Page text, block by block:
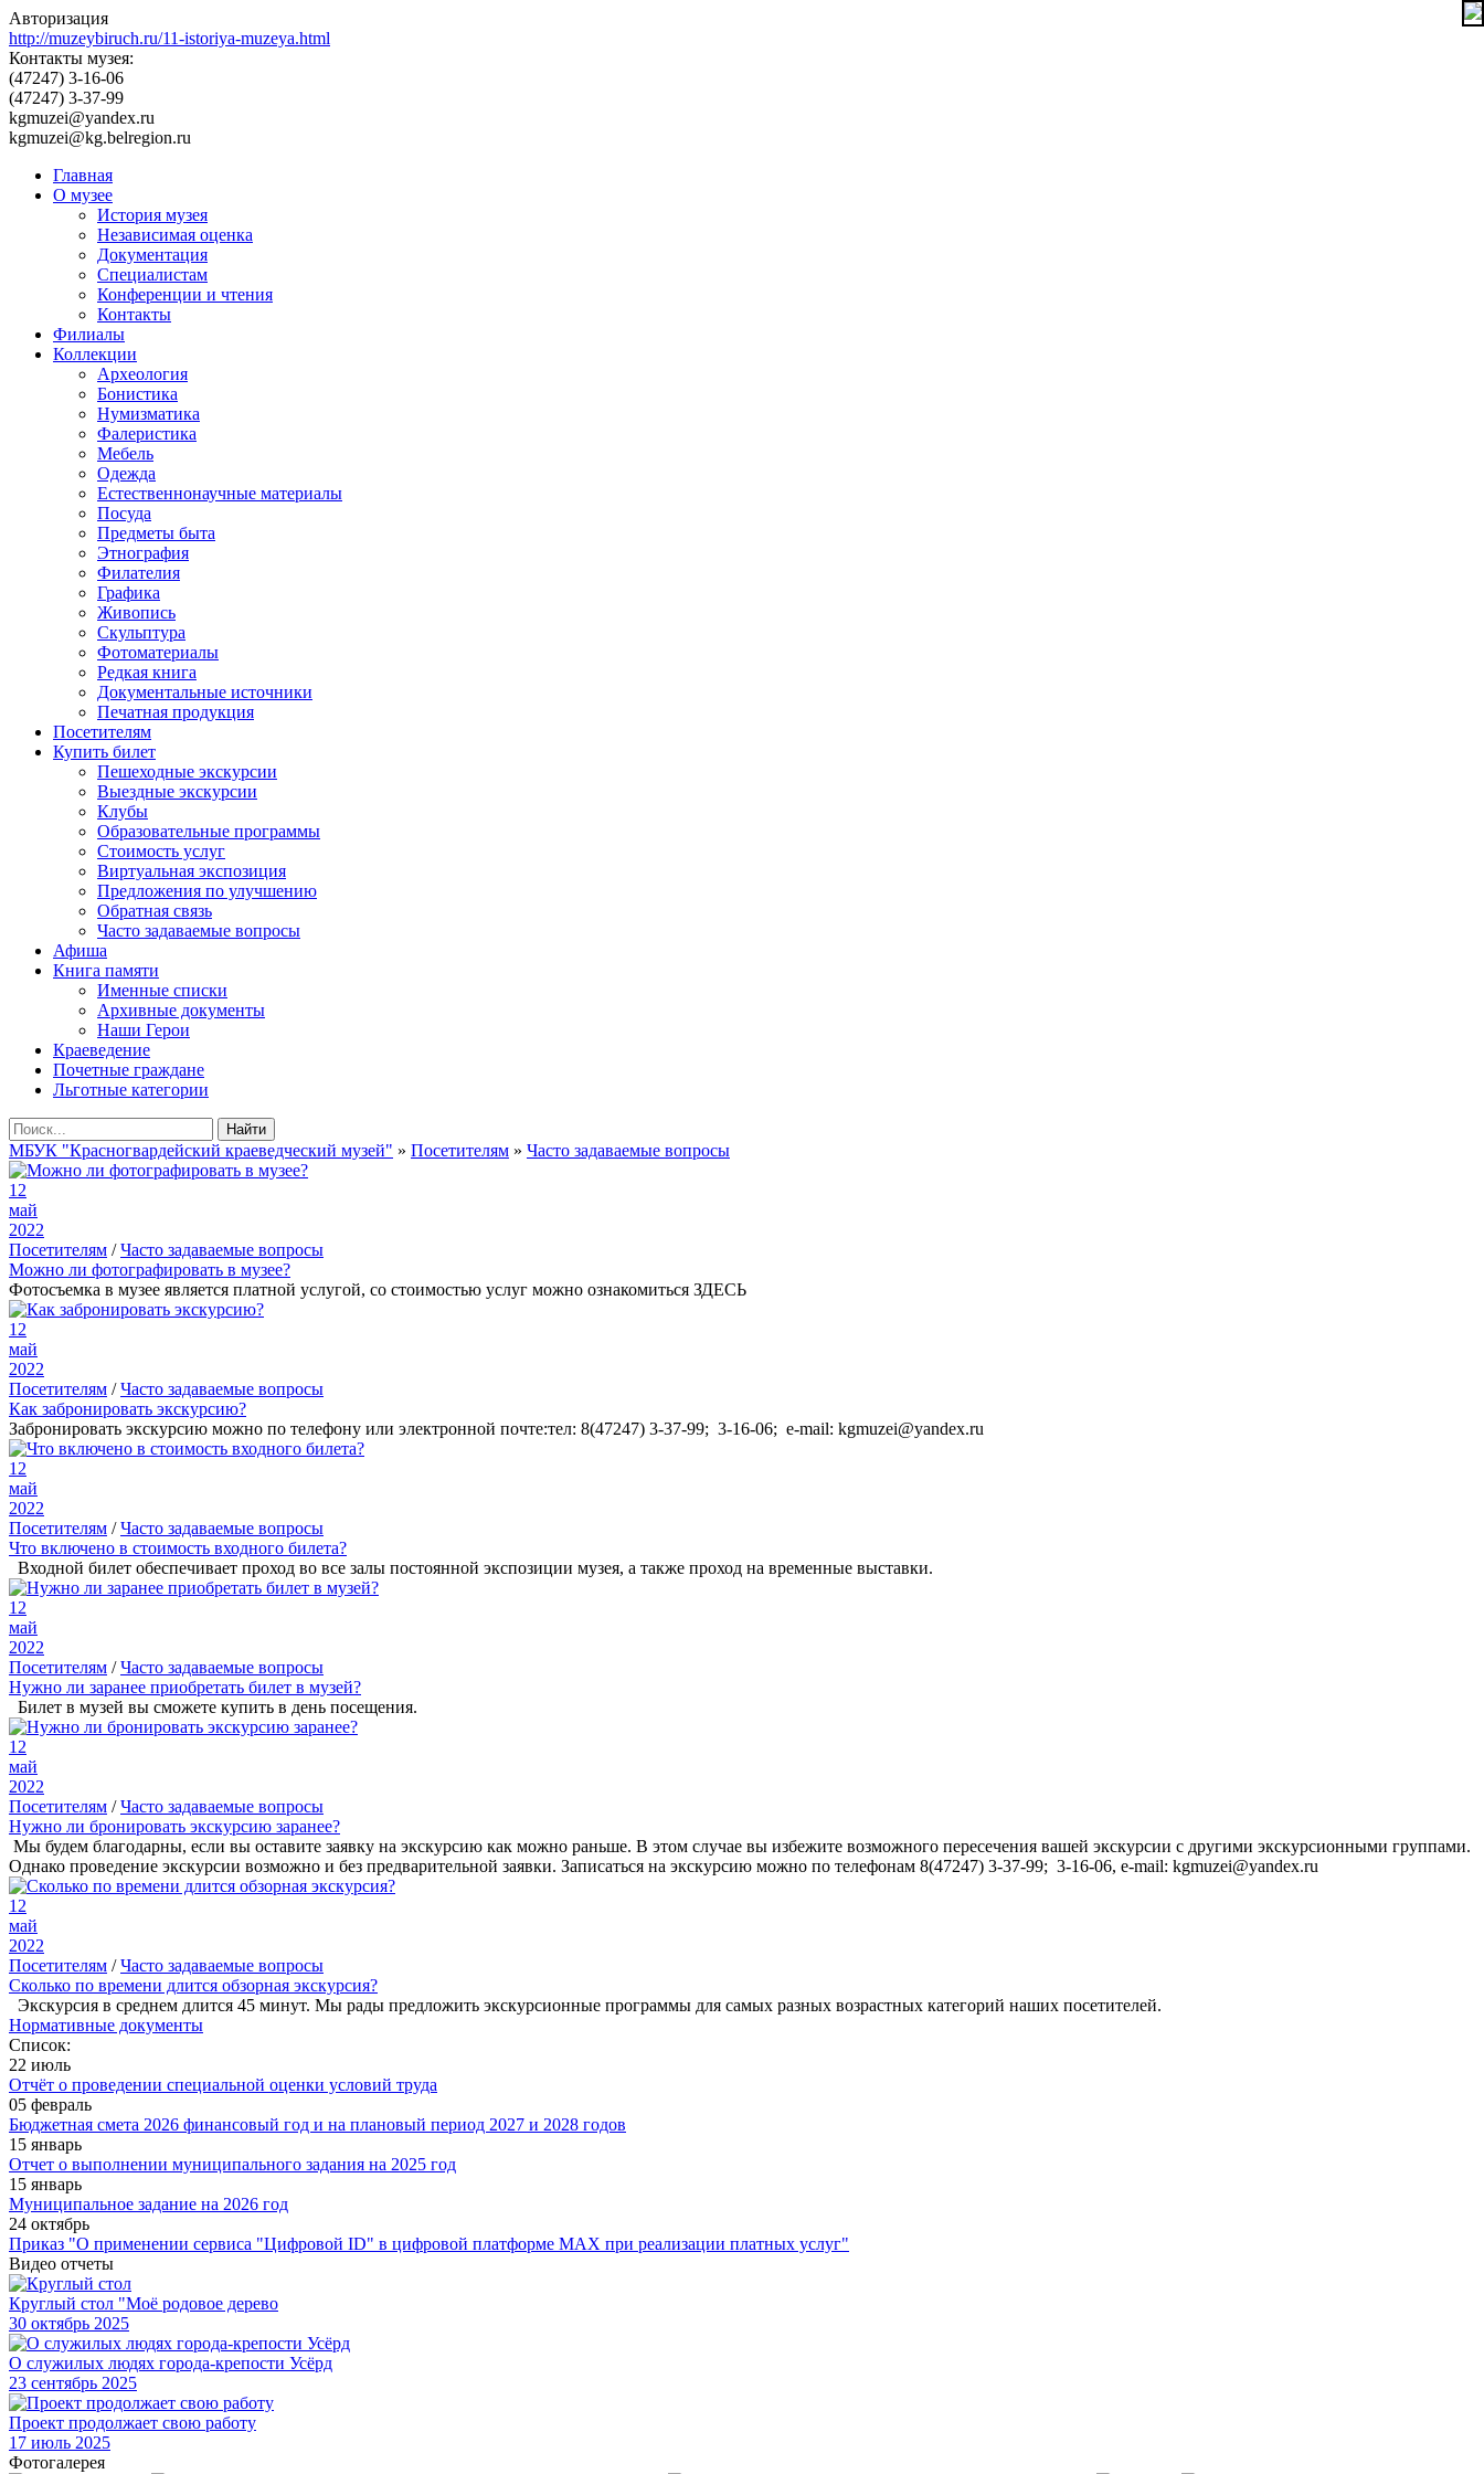
Авторизация
http://muzeybiruch.ru/11-istoriya-muzeya.html
Контакты музея:
(47247) 3-16-06
(47247) 3-37-99
kgmuzei@yandex.ru
kgmuzei@kg.belregion.ru
Главная
О музее
История музея
Независимая оценка
Документация
Специалистам
Конференции и чтения
Контакты
Филиалы
Коллекции
Археология
Бонистика
Нумизматика
Фалеристика
Мебель
Одежда
Естественнонаучные материалы
Посуда
Предметы быта
Этнография
Филателия
Графика
Живопись
Скульптура
Фотоматериалы
Редкая книга
Документальные источники
Печатная продукция
Посетителям
Купить билет
Пешеходные экскурсии
Выездные экскурсии
Клубы
Образовательные программы
Стоимость услуг
Виртуальная экспозиция
Предложения по улучшению
Обратная связь
Часто задаваемые вопросы
Афиша
Книга памяти
Именные списки
Архивные документы
Наши Герои
Краеведение
Почетные граждане
Льготные категории
Найти
МБУК "Красногвардейский краеведческий музей" » Посетителям » Часто задаваемые вопросы
12
май
2022
Посетителям /Часто задаваемые вопросы
Можно ли фотографировать в музее?
Фотосъемка в музее является платной услугой, со стоимостью услуг можно ознакомиться ЗДЕСЬ
12
май
2022
Посетителям /Часто задаваемые вопросы
Как забронировать экскурсию?
Забронировать экскурсию можно по телефону или электронной почте:тел: 8(47247) 3-37-99; 3-16-06; e-mail: kgmuzei@yandex.ru
12
май
2022
Посетителям /Часто задаваемые вопросы
Что включено в стоимость входного билета?
Входной билет обеспечивает проход во все залы постоянной экспозиции музея, а также проход на временные выставки.
12
май
2022
Посетителям /Часто задаваемые вопросы
Нужно ли заранее приобретать билет в музей?
Билет в музей вы сможете купить в день посещения.
12
май
2022
Посетителям /Часто задаваемые вопросы
Нужно ли бронировать экскурсию заранее?
Мы будем благодарны, если вы оставите заявку на экскурсию как можно раньше. В этом случае вы избежите возможного пересечения вашей экскурсии с другими экскурсионными группами.
Однако проведение экскурсии возможно и без предварительной заявки. Записаться на экскурсию можно по телефонам 8(47247) 3-37-99; 3-16-06, e-mail: kgmuzei@yandex.ru
12
май
2022
Посетителям /Часто задаваемые вопросы
Сколько по времени длится обзорная экскурсия?
Экскурсия в среднем длится 45 минут. Мы рады предложить экскурсионные программы для самых разных возрастных категорий наших посетителей.
Нормативные документы
Список:
22 июль
Отчёт о проведении специальной оценки условий труда
05 февраль
Бюджетная смета 2026 финансовый год и на плановый период 2027 и 2028 годов
15 январь
Отчет о выполнении муниципального задания на 2025 год
15 январь
Муниципальное задание на 2026 год
24 октябрь
Приказ "О применении сервиса "Цифровой ID" в цифровой платформе МАХ при реализации платных услуг"
Видео отчеты
Круглый стол "Моё родовое дерево
30 октябрь 2025
О служилых людях города-крепости Усёрд
23 сентябрь 2025
Проект продолжает свою работу
17 июль 2025
Фотогалерея